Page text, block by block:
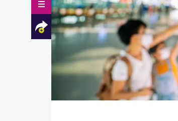
Facebook
Twitter
Mail